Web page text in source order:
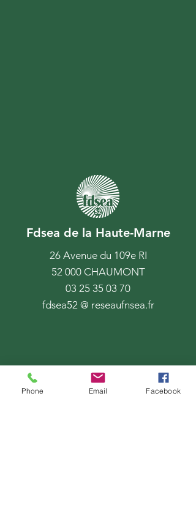
Fdsea de la Haute-Marne
26 Avenue du 109e RI
52 000 CHAUMONT
03 25 35 03 70
fdsea52 @ reseaufnsea.fr
Phone Email Facebook